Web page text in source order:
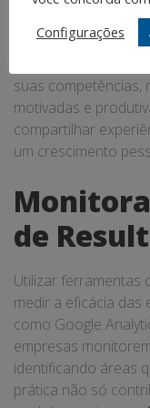
cultura de melhoria
empresariale
suas competências,
motivadas e
compartilhar
um crescimento
de
Utilizar ferramentas
medir a eficácia das
como Google
empresas
identificando áreas
prática não só
Configurações